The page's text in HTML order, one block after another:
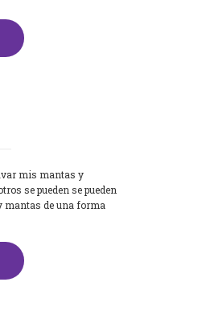
mis mantas y
se pueden se pueden
mantas de una forma